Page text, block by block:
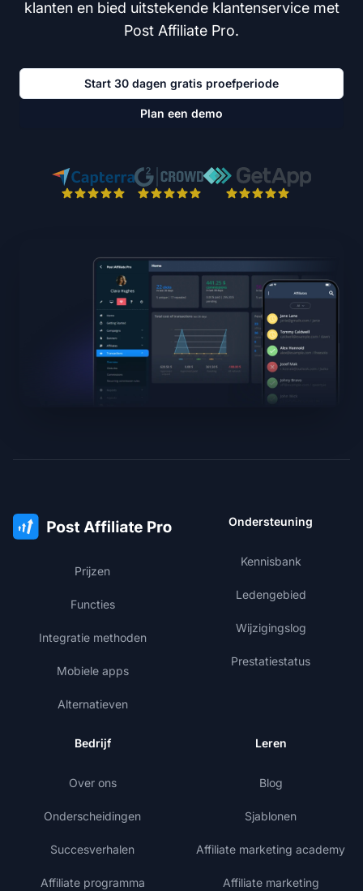
klanten en bied uitstekende klantenservice met
Post Affiliate Pro.
Start 30 dagen gratis proefperiode
Plan een demo
Prijzen
Functies
Integratie methoden
Mobiele apps
Alternatieven
Ondersteuning
Kennisbank
Ledengebied
Wijzigingslog
Prestatiestatus
Bedrijf
Over ons
Onderscheidingen
Succesverhalen
Affiliate programma
Leren
Blog
Sjablonen
Affiliate marketing academy
Affiliate marketing